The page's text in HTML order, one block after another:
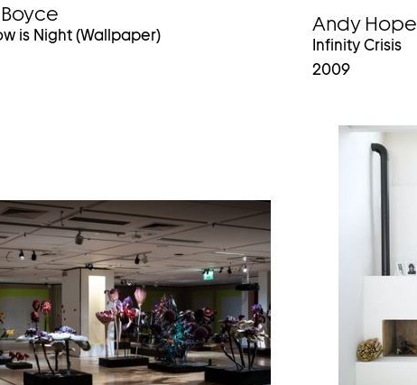
is Night (Wallpaper)
Andy
Infinity Crisis
2009